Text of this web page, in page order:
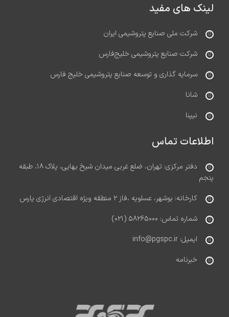
لینک های مفید
شرکت ملی صنایع پتروشیمی ایران
شرکت صنایع پتروشیمی خلیج‌فارس
سرمایه گذاری و توسعه صنایع پتروشیمی خلیج فارس
شانا
نیپنا
اطلاعات تماس
دفتر مرکزی: تهران، ضلع غربی میدان شیخ بهایی، پلاک ۱۸، طبقه
پنجم
کارخانه: بوشهر، عسلویه ،فاز ۲ منطقه ویژه اقتصادی انرژی پارس
شماره تماس: ۵۸۲۶۵۰۰۰ (۰۲۱)
ایمیل: info@pgspc.ir
خبرنامه